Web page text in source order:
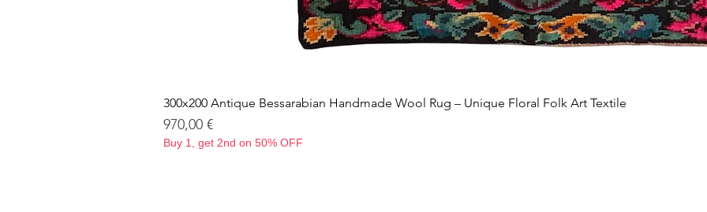
Schnellansicht
300x200 Antique Bessarabian Handmade Wool Rug – Unique Floral Folk Art Textile
Preis
970,00 €
Buy 1, get 2nd on 50% OFF